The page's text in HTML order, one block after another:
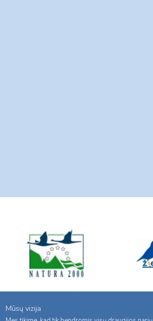
Mūsų vizija